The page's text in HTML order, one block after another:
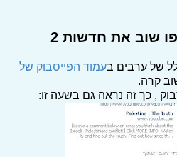
שוב את חדשות 2
של ערבים בעמוד הפייסבוק של
קרה.
, כך זה נראה גם בשעה זו: